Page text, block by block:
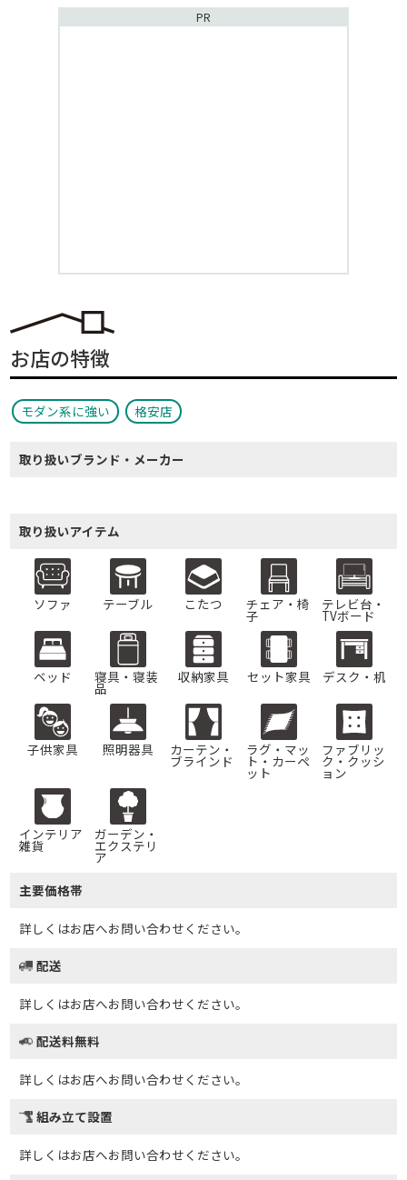
PR
お店の特徴
モダン系に強い 格安店
取り扱いブランド・メーカー
取り扱いアイテム
ソファ テーブル こたつ チェア・椅
子
テレビ台・
TVボード
ベッド 寝具・寝装
品
収納家具 セット家具 デスク・机
子供家具 照明器具 カーテン・
ブラインド
ラグ・マッ
ト・カーペ
ット
ファブリッ
ク・クッシ
ョン
インテリア
雑貨
ガーデン・
エクステリ
ア
主要価格帯
詳しくはお店へお問い合わせください。
配送
詳しくはお店へお問い合わせください。
配送料無料
詳しくはお店へお問い合わせください。
組み立て設置
詳しくはお店へお問い合わせください。